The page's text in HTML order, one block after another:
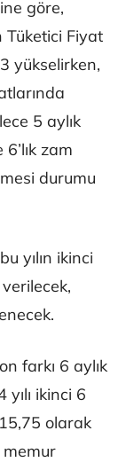
göre,
Tüketici Fiyat
yükselirken,
5 aylık
zam
durumu
yılın ikinci
farkı 6 aylık
ikinci 6
olarak